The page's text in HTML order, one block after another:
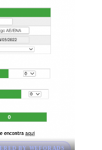
BY WEFORADS